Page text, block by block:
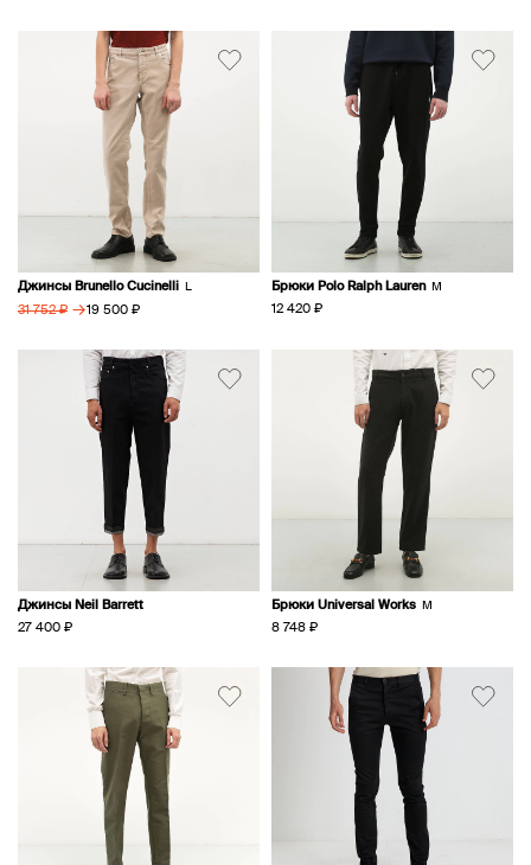
Джинсы Brunello Cucinelli L
31 752 ₽ → 19 500 ₽
Брюки Polo Ralph Lauren M
12 420 ₽
Джинсы Neil Barrett
27 400 ₽
Брюки Universal Works M
8 748 ₽